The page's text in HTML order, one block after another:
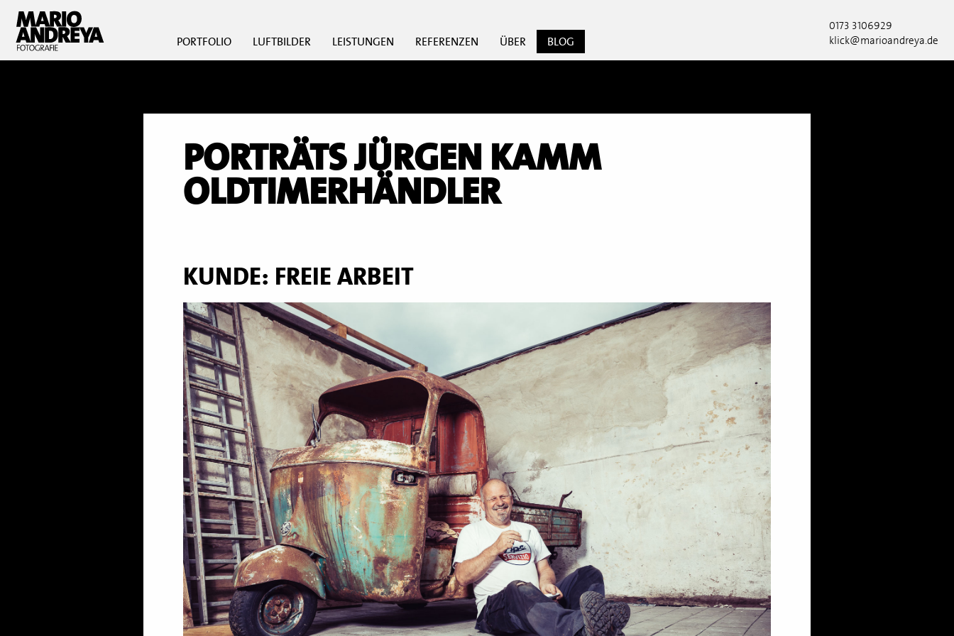
PORTFOLIO LUFTBILDER LEISTUNGEN REFERENZEN ÜBER BLOG
0173 3106929
klick@marioandreya.de
PORTRÄTS JÜRGEN KAMM
OLDTIMERHÄNDLER
KUNDE: FREIE ARBEIT